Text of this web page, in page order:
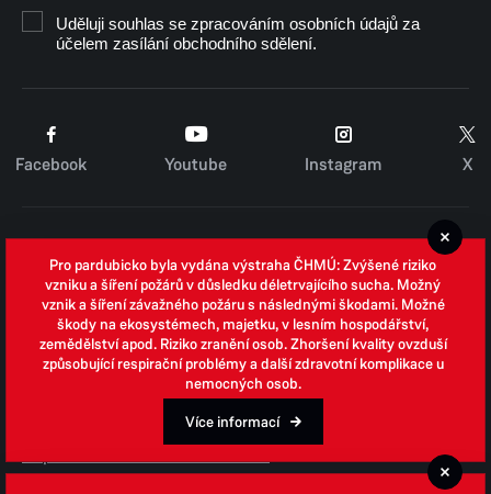
Uděluji souhlas se zpracováním osobních údajů za
účelem zasílání obchodního sdělení.
Facebook Youtube Instagram X
Zpracování osobních údajů
Whistleblowing
Open data
Povinně zveřejňované informace
Prohlášení o přístupnosti
Pro pardubicko byla vydána výstraha ČHMÚ: Zvýšené riziko
vzniku a šíření požárů v důsledku déletrvajícího sucha. Možný
vznik a šíření závažného požáru s následnými škodami. Možné
škody na ekosystémech, majetku, v lesním hospodářství,
zemědělství apod. Riziko zranění osob. Zhoršení kvality ovzduší
způsobující respirační problémy a další zdravotní komplikace u
nemocných osob.
Více informací